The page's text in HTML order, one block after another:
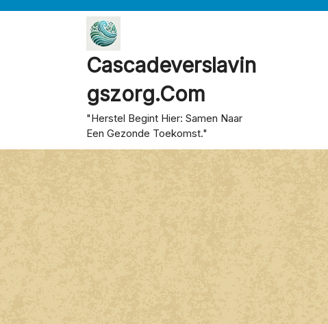
Cascadeverslavin
Gszorg.com
"Herstel Begint Hier: Samen Naar
Een Gezonde Toekomst."